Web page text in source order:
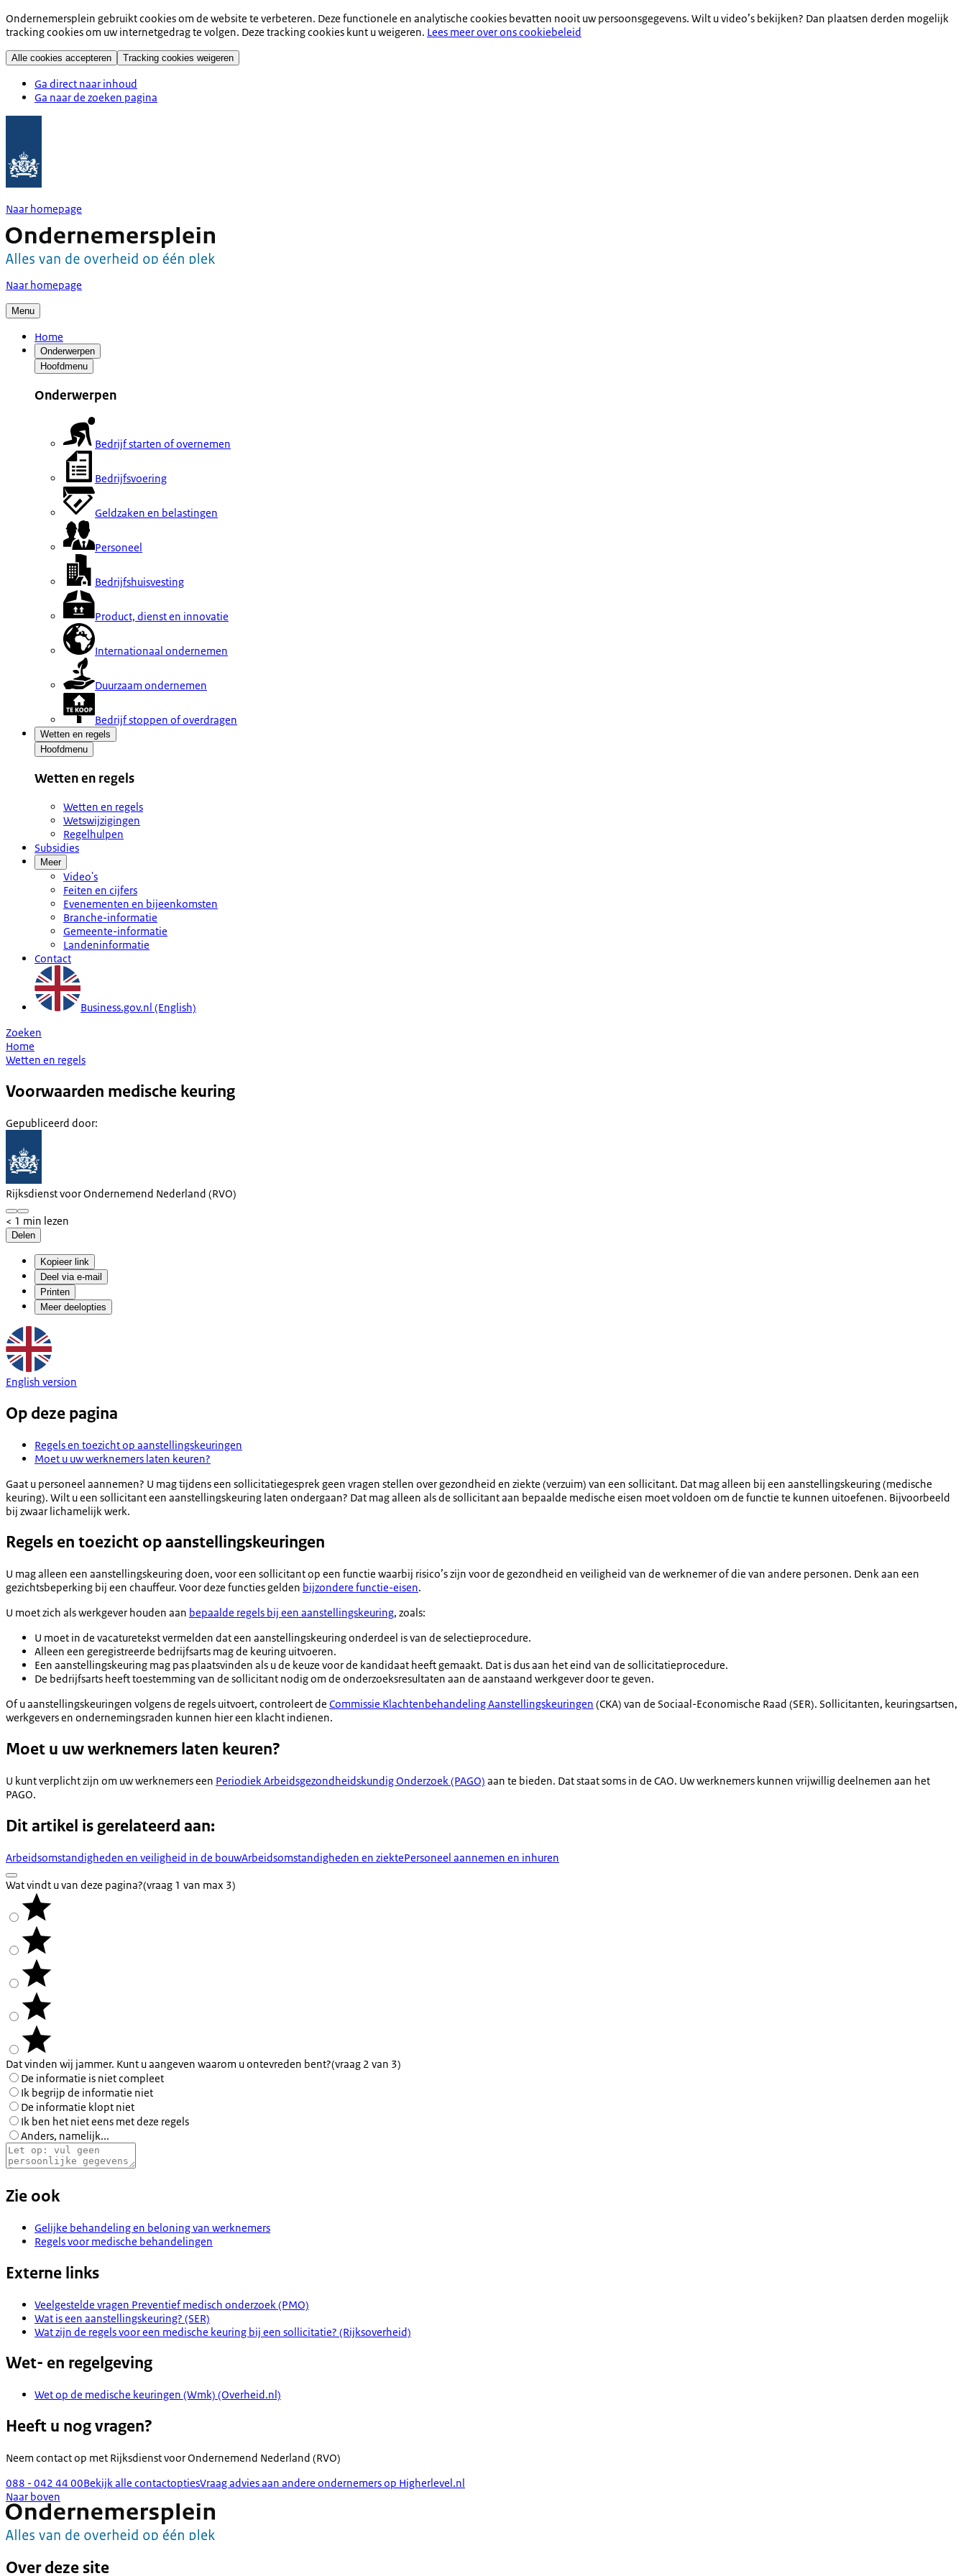
Ondernemersplein gebruikt cookies om de website te verbeteren. Deze functionele en analytische cookies bevatten nooit uw persoonsgegevens. Wilt u video’s bekijken? Dan plaatsen derden mogelijk
tracking cookies om uw internetgedrag te volgen. Deze tracking cookies kunt u weigeren. Lees meer over ons cookiebeleid
Alle cookies accepteren Tracking cookies weigeren
Ga direct naar inhoud
Ga naar de zoeken pagina
Naar homepage
Naar homepage
Menu
Home
Onderwerpen
Hoofdmenu
Onderwerpen
Bedrijf starten of overnemen
Bedrijfsvoering
Geldzaken en belastingen
Personeel
Bedrijfshuisvesting
Product, dienst en innovatie
Internationaal ondernemen
Duurzaam ondernemen
Bedrijf stoppen of overdragen
Wetten en regels
Hoofdmenu
Wetten en regels
Wetten en regels
Wetswijzigingen
Regelhulpen
Subsidies
Meer
Video's
Feiten en cijfers
Evenementen en bijeenkomsten
Branche-informatie
Gemeente-informatie
Landeninformatie
Contact
Business.gov.nl (English)
Zoeken
Home
Wetten en regels
Voorwaarden medische keuring
Gepubliceerd door:
Rijksdienst voor Ondernemend Nederland (RVO)
< 1 min lezen
Delen
Kopieer link
Deel via e-mail
Printen
Meer deelopties
English version
Op deze pagina
Regels en toezicht op aanstellingskeuringen
Moet u uw werknemers laten keuren?
Gaat u personeel aannemen? U mag tijdens een sollicitatiegesprek geen vragen stellen over gezondheid en ziekte (verzuim) van een sollicitant. Dat mag alleen bij een aanstellingskeuring (medische
keuring). Wilt u een sollicitant een aanstellingskeuring laten ondergaan? Dat mag alleen als de sollicitant aan bepaalde medische eisen moet voldoen om de functie te kunnen uitoefenen. Bijvoorbeeld
bij zwaar lichamelijk werk.
Regels en toezicht op aanstellingskeuringen
U mag alleen een aanstellingskeuring doen, voor een sollicitant op een functie waarbij risico’s zijn voor de gezondheid en veiligheid van de werknemer of die van andere personen. Denk aan een
gezichtsbeperking bij een chauffeur. Voor deze functies gelden bijzondere functie-eisen.
U moet zich als werkgever houden aan bepaalde regels bij een aanstellingskeuring, zoals:
U moet in de vacaturetekst vermelden dat een aanstellingskeuring onderdeel is van de selectieprocedure.
Alleen een geregistreerde bedrijfsarts mag de keuring uitvoeren.
Een aanstellingskeuring mag pas plaatsvinden als u de keuze voor de kandidaat heeft gemaakt. Dat is dus aan het eind van de sollicitatieprocedure.
De bedrijfsarts heeft toestemming van de sollicitant nodig om de onderzoeksresultaten aan de aanstaand werkgever door te geven.
Of u aanstellingskeuringen volgens de regels uitvoert, controleert de Commissie Klachtenbehandeling Aanstellingskeuringen (CKA) van de Sociaal-Economische Raad (SER). Sollicitanten, keuringsartsen,
werkgevers en ondernemingsraden kunnen hier een klacht indienen.
Moet u uw werknemers laten keuren?
U kunt verplicht zijn om uw werknemers een Periodiek Arbeidsgezondheidskundig Onderzoek (PAGO) aan te bieden. Dat staat soms in de CAO. Uw werknemers kunnen vrijwillig deelnemen aan het
PAGO.
Dit artikel is gerelateerd aan:
Arbeidsomstandigheden en veiligheid in de bouwArbeidsomstandigheden en ziektePersoneel aannemen en inhuren
Wat vindt u van deze pagina?(vraag 1 van max 3)
Dat vinden wij jammer. Kunt u aangeven waarom u ontevreden bent?(vraag 2 van 3)
De informatie is niet compleet
Ik begrijp de informatie niet
De informatie klopt niet
Ik ben het niet eens met deze regels
Anders, namelijk...
Zie ook
Gelijke behandeling en beloning van werknemers
Regels voor medische behandelingen
Externe links
Veelgestelde vragen Preventief medisch onderzoek (PMO)
Wat is een aanstellingskeuring? (SER)
Wat zijn de regels voor een medische keuring bij een sollicitatie? (Rijksoverheid)
Wet- en regelgeving
Wet op de medische keuringen (Wmk) (Overheid.nl)
Heeft u nog vragen?
Neem contact op met Rijksdienst voor Ondernemend Nederland (RVO)
088 - 042 44 00Bekijk alle contactoptiesVraag advies aan andere ondernemers op Higherlevel.nl
Naar boven
Over deze site